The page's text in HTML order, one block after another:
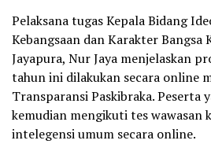
Pelaksana tugas Kepala Bidang
Kebangsaan dan Karakter Bangsa
Jayapura, Nur Jaya menjelaskan
tahun ini dilakukan secara online
Transparansi Paskibraka. Peserta
kemudian mengikuti tes wawasan
intelegensi umum secara online.